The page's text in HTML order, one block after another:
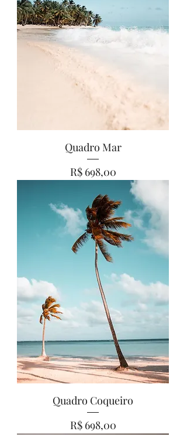
Quadro Mar
Preço
R$ 698,00
Quadro Coqueiro
Preço
R$ 698,00